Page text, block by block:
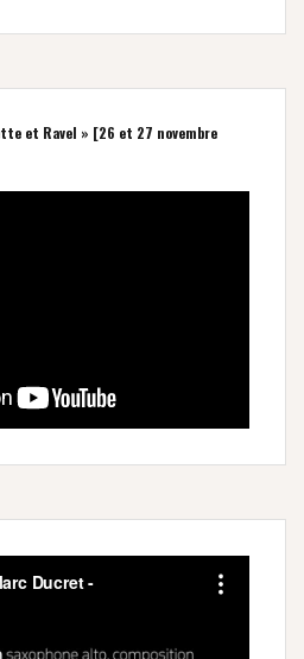
et Ravel » [26 et 27 novembre